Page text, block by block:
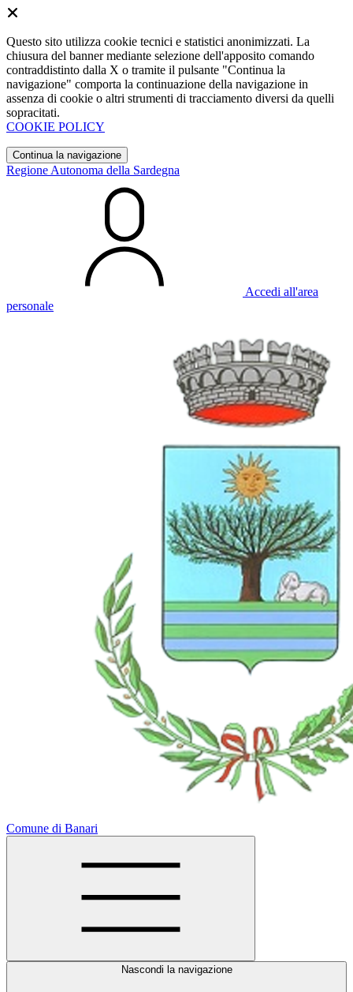
Questo sito utilizza cookie tecnici e statistici anonimizzati. La
chiusura del banner mediante selezione dell'apposito comando
contraddistinto dalla X o tramite il pulsante "Continua la
navigazione" comporta la continuazione della navigazione in
assenza di cookie o altri strumenti di tracciamento diversi da quelli
sopracitati.
COOKIE POLICY
Continua la navigazione
Regione Autonoma della Sardegna
Accedi all'area
personale
Comune di Banari
Nascondi la navigazione